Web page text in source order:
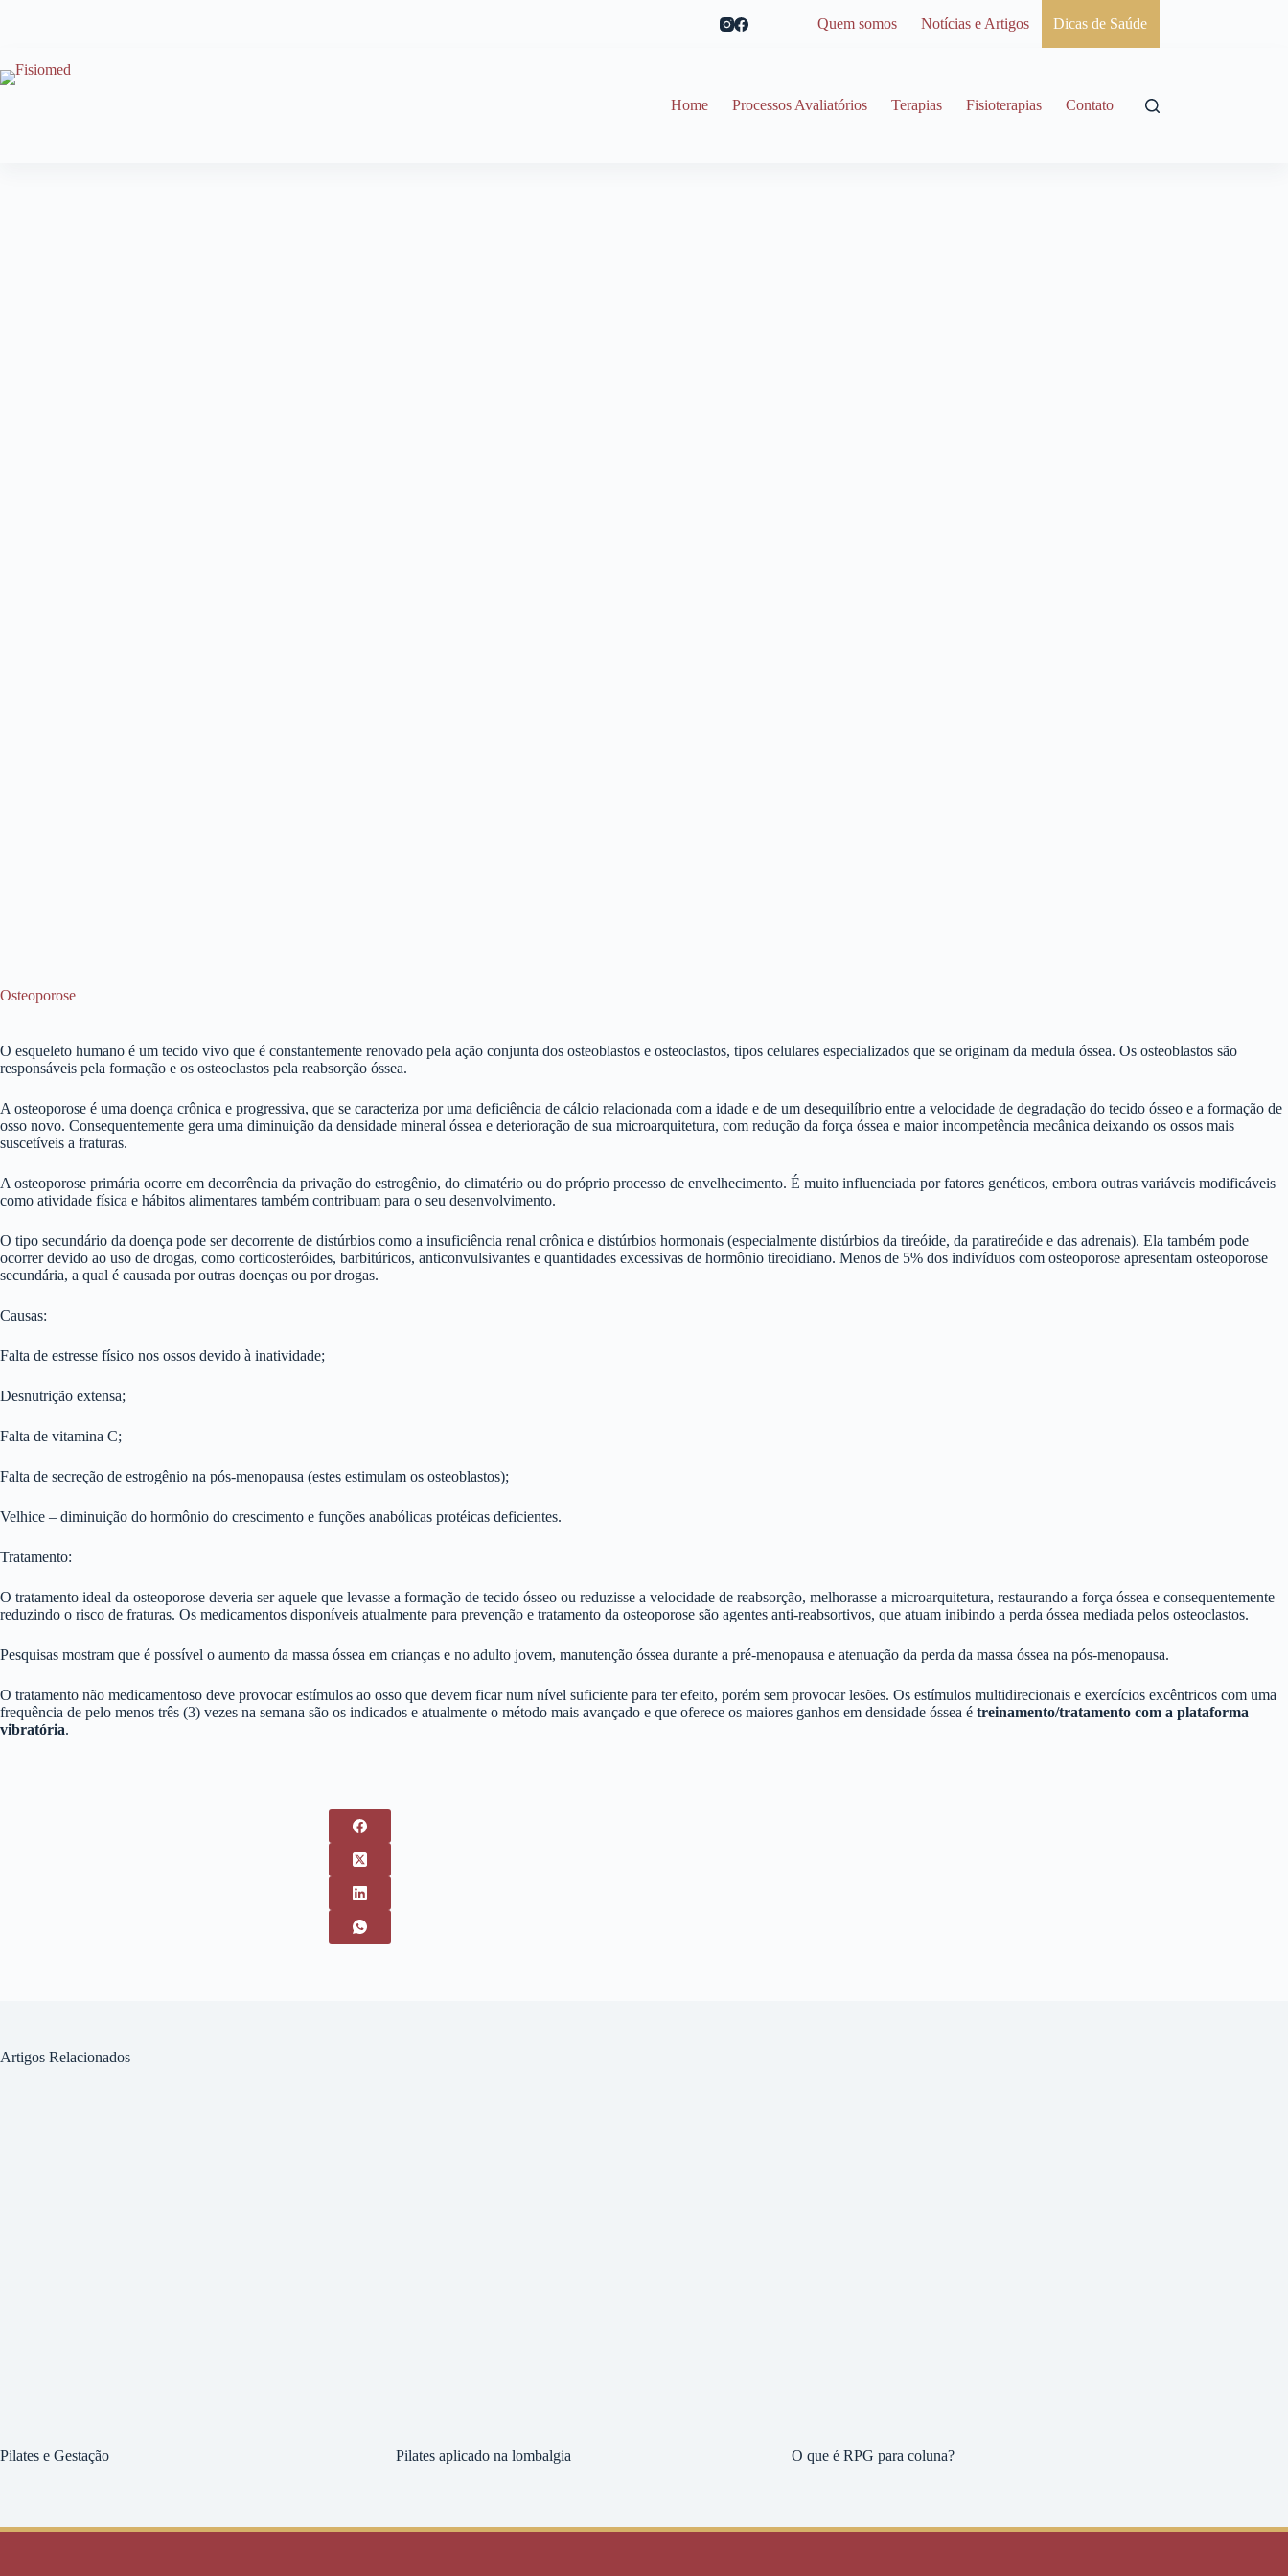
Quem somos Notícias e Artigos Dicas de Saúde
Home Processos Avaliatórios Terapias Fisioterapias Contato
Osteoporose
O esqueleto humano é um tecido vivo que é constantemente renovado pela ação conjunta dos osteoblastos e osteoclastos, tipos celulares especializados que se originam da medula óssea. Os osteoblastos são
responsáveis pela formação e os osteoclastos pela reabsorção óssea.
A osteoporose é uma doença crônica e progressiva, que se caracteriza por uma deficiência de cálcio relacionada com a idade e de um desequilíbrio entre a velocidade de degradação do tecido ósseo e a formação de
osso novo. Consequentemente gera uma diminuição da densidade mineral óssea e deterioração de sua microarquitetura, com redução da força óssea e maior incompetência mecânica deixando os ossos mais
suscetíveis a fraturas.
A osteoporose primária ocorre em decorrência da privação do estrogênio, do climatério ou do próprio processo de envelhecimento. É muito influenciada por fatores genéticos, embora outras variáveis modificáveis
como atividade física e hábitos alimentares também contribuam para o seu desenvolvimento.
O tipo secundário da doença pode ser decorrente de distúrbios como a insuficiência renal crônica e distúrbios hormonais (especialmente distúrbios da tireóide, da paratireóide e das adrenais). Ela também pode
ocorrer devido ao uso de drogas, como corticosteróides, barbitúricos, anticonvulsivantes e quantidades excessivas de hormônio tireoidiano. Menos de 5% dos indivíduos com osteoporose apresentam osteoporose
secundária, a qual é causada por outras doenças ou por drogas.
Causas:
Falta de estresse físico nos ossos devido à inatividade;
Desnutrição extensa;
Falta de vitamina C;
Falta de secreção de estrogênio na pós-menopausa (estes estimulam os osteoblastos);
Velhice – diminuição do hormônio do crescimento e funções anabólicas protéicas deficientes.
Tratamento:
O tratamento ideal da osteoporose deveria ser aquele que levasse a formação de tecido ósseo ou reduzisse a velocidade de reabsorção, melhorasse a microarquitetura, restaurando a força óssea e consequentemente
reduzindo o risco de fraturas. Os medicamentos disponíveis atualmente para prevenção e tratamento da osteoporose são agentes anti-reabsortivos, que atuam inibindo a perda óssea mediada pelos osteoclastos.
Pesquisas mostram que é possível o aumento da massa óssea em crianças e no adulto jovem, manutenção óssea durante a pré-menopausa e atenuação da perda da massa óssea na pós-menopausa.
O tratamento não medicamentoso deve provocar estímulos ao osso que devem ficar num nível suficiente para ter efeito, porém sem provocar lesões. Os estímulos multidirecionais e exercícios excêntricos com uma
frequência de pelo menos três (3) vezes na semana são os indicados e atualmente o método mais avançado e que oferece os maiores ganhos em densidade óssea é treinamento/tratamento com a plataforma
vibratória.
Artigos Relacionados
Pilates e Gestação Pilates aplicado na lombalgia O que é RPG para coluna?